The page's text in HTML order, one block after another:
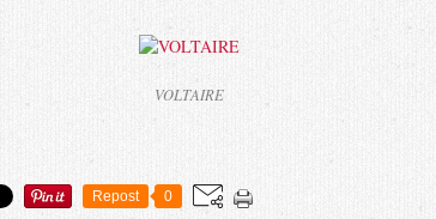
VOLTAIRE
Repost 0